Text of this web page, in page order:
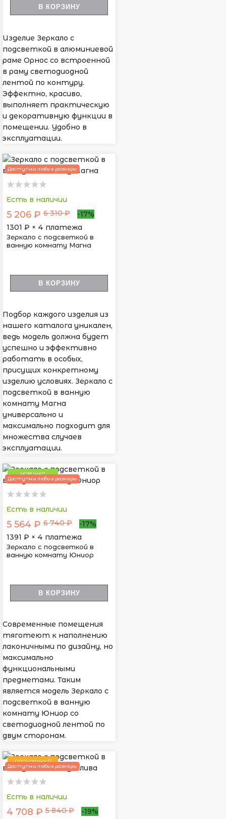
В КОРЗИНУ
Изделие Зеркало с
подсветкой в алюминиевой
раме Орнос со встроенной
в раму светодиодной
лентой по контуру.
Эффектно, красиво,
выполняет практическую
и декоративную функции в
помещении. Удобно в
эксплуатации.
Доступны любые размеры
Есть в наличии
5 206 ₽ 6 310 ₽
-17%
1301 ₽ × 4 платежа
Зеркало с подсветкой в
ванную комнату Магна
В КОРЗИНУ
Подбор каждого изделия из
нашего каталога уникален,
ведь модель должна будет
успешно и эффективно
работать в особых,
присущих конкретному
изделию условиях. Зеркало с
подсветкой в ванную
комнату Магна
универсально и
максимально подходит для
множества случаев
эксплуатации.
НОВИНКА
Доступны любые размеры
Есть в наличии
5 564 ₽ 6 740 ₽
-17%
1391 ₽ × 4 платежа
Зеркало с подсветкой в
ванную комнату Юниор
В КОРЗИНУ
Современные помещения
тяготеют к наполнению
лаконичными по дизайну, но
максимально
функциональными
предметами. Таким
является модель Зеркало с
подсветкой в ванную
комнату Юниор со
светодиодной лентой по
двум сторонам.
ПОПУЛЯРНЫЙ
Доступны любые размеры
Есть в наличии
4 708 ₽ 5 840 ₽
-19%